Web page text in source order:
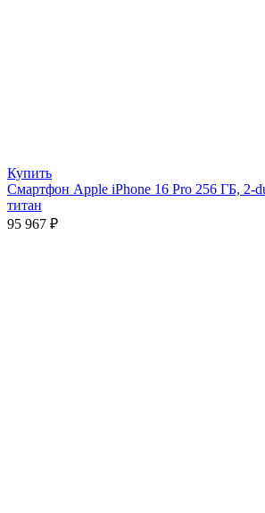
Купить
Смартфон Apple iPhone 16 Pro 256 ГБ, 2-
титан
95 967 ₽